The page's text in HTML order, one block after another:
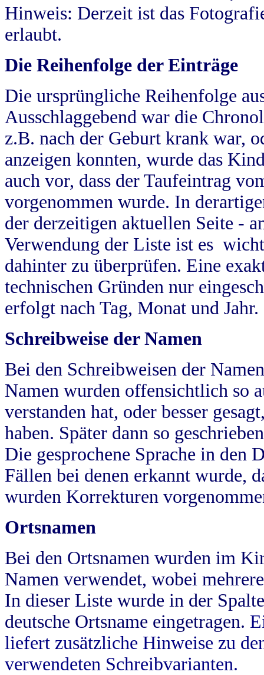
Hinweis: Derzeit ist das
erlaubt.
Die Reihenfolge der Einträge
Die ursprüngliche Reihenfolge
Ausschlaggebend war die
z.B. nach der Geburt krank war,
anzeigen konnten, wurde das
auch vor, dass der Taufeintrag
vorgenommen wurde. In
der derzeitigen aktuellen Seite -
Verwendung der Liste ist es
dahinter zu überprüfen. Eine
technischen Gründen nur
erfolgt nach Tag, Monat und Jahr.
Schreibweise der Namen
Bei den Schreibweisen der
Namen wurden offensichtlich so
verstanden hat, oder besser
haben. Später dann so
Die gesprochene Sprache in
Fällen bei denen erkannt wurde,
wurden Korrekturen
Ortsnamen
Bei den Ortsnamen wurden im
Namen verwendet, wobei
In dieser Liste wurde in der
deutsche Ortsname eingetragen.
liefert zusätzliche Hinweise zu
verwendeten Schreibvarianten.